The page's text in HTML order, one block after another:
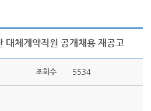
대체계약직원 공개채용 재공고
조회수 5534